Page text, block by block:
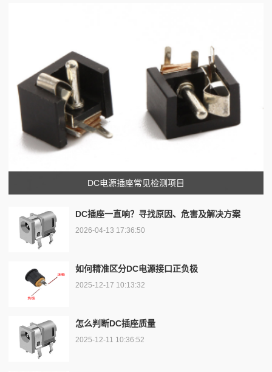
DC电源插座常见检测项目
DC插座一直响？寻找原因、危害及解决方案
2026-04-13 17:36:50
如何精准区分DC电源接口正负极
2025-12-17 10:13:32
怎么判断DC插座质量
2025-12-11 10:36:52